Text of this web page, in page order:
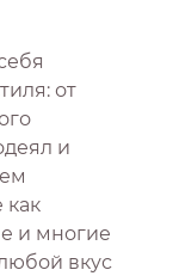
от
и
как
и многие
вкус